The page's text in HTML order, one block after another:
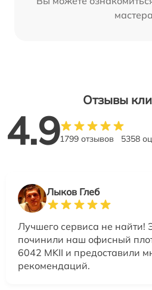
мастера
Отзывы
4.91799 отзывов 5358
Лыков Глеб
Лучшего сервиса не найти!
починили наш офисный
6042 MKII и предоставили
рекомендаций.